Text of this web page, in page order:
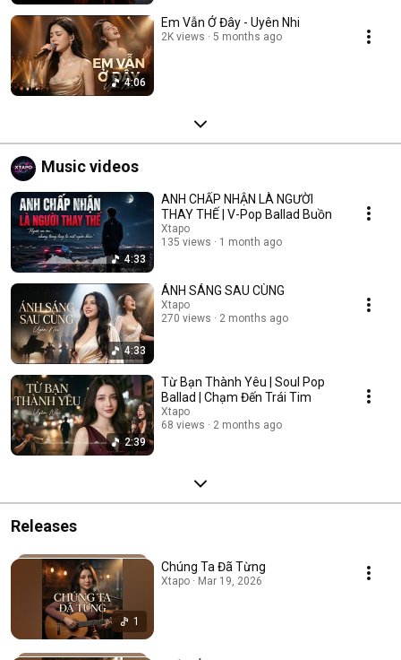
4:06
Em Vẫn Ở Đây - Uyên Nhi
2K views 5 months ago
Music videos
4:33
ANH CHẤP NHẬN LÀ NGƯỜI
THAY THẾ | V-Pop Ballad Buồn
Xtapo
135 views
1 month ago
4:33
ÁNH SÁNG SAU CÙNG
Xtapo
270 views
2 months ago
2:39
Từ Bạn Thành Yêu | Soul Pop
Ballad | Chạm Đến Trái Tim
Xtapo
68 views
2 months ago
Releases
1
Chúng Ta Đã Từng
Xtapo · Mar 19, 2026